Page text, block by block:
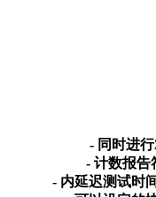
- 同时进
- 计数报告
- 内延迟测试时